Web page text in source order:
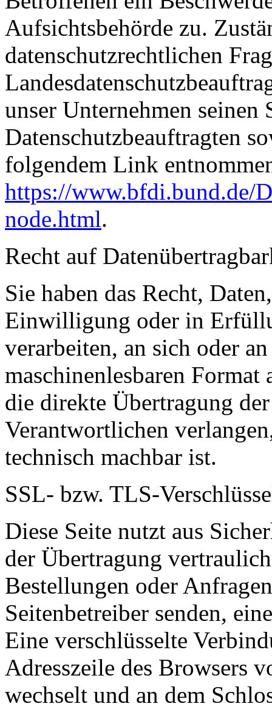
Aufsichtsbehörde zu.
datenschutzrechtlichen
unser Unternehmen
Datenschutzbeauftragten
folgendem Link
https://www.bfdi.bund.de/
node.html.
Recht auf
Sie haben das Recht,
Einwilligung oder in
verarbeiten, an sich oder
maschinenlesbaren Format
die direkte Übertragung
Verantwortlichen
technisch machbar ist.
SSL- bzw. TLS-
Diese Seite nutzt aus
der Übertragung
Bestellungen oder
Seitenbetreiber senden,
Eine verschlüsselte
Adresszeile des Browsers
wechselt und an dem